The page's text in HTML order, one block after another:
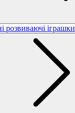
розвиваючі іграшки